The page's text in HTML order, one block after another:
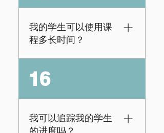
exploring investing
across multiple asset
at whatever speed
works best for them,
provided ready-to-go
lesson plans ,
automated grading,
and other teacher-
friendly tools
我的学生可以使用课
程多长时间？
选择我们的年度订
阅，可以访问我们一
六个月的访问权限。
每份订阅都允许学生
16
我可以追踪我的学生
的进度吗？